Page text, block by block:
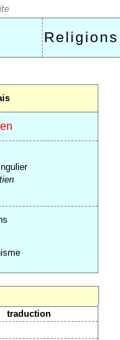
Religions
traduction